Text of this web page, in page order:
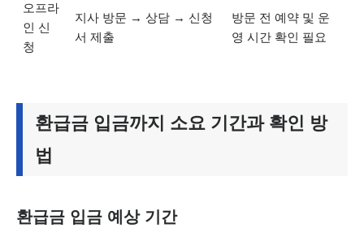
오프라
인 신
청
지사 방문 → 상담 → 신청
서 제출
방문 전 예약 및 운
영 시간 확인 필요
환급금 입금까지 소요 기간과 확인 방
법
환급금 입금 예상 기간